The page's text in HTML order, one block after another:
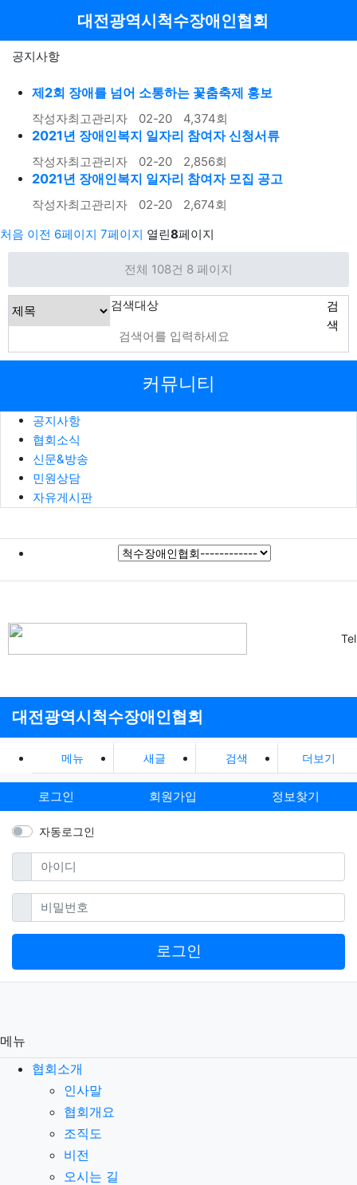
대전광역시척수장애인협회
공지사항
제2회 장애를 넘어 소통하는 꽃춤축제 홍보
작성자최고관리자 02-20 4,374회
2021년 장애인복지 일자리 참여자 신청서류
작성자최고관리자 02-20 2,856회
2021년 장애인복지 일자리 참여자 모집 공고
작성자최고관리자 02-20 2,674회
처음 이전 6페이지 7페이지 열린8페이지
전체 108건 8 페이지
검색대상
검
색
커뮤니티
공지사항
협회소식
신문&방송
민원상담
자유게시판
대전광역시척수장애인협회
메뉴 새글 검색 더보기
로그인 회원가입 정보찾기
자동로그인
아이디필수
비밀번호필수
로그인
메뉴
협회소개
인사말
협회개요
조직도
비전
오시는 길